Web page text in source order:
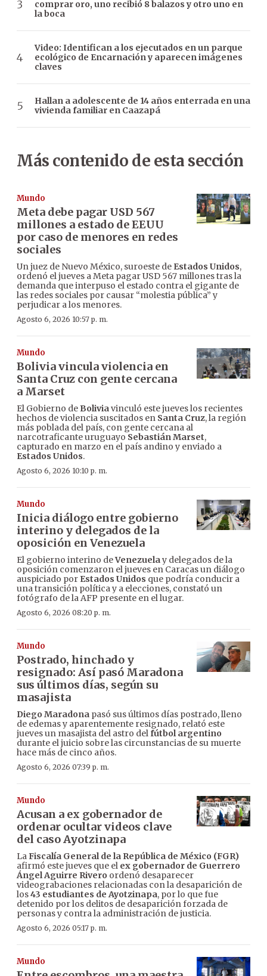
comprar oro, uno recibió 8 balazos y otro uno en
la boca
Video: Identifican a los ejecutados en un parque
ecológico de Encarnación y aparecen imágenes
claves
Hallan a adolescente de 14 años enterrada en una
vivienda familiar en Caazapá
Más contenido de esta sección
Mundo
Meta debe pagar USD 567
millones a estado de EEUU
por caso de menores en redes
sociales
Un juez de Nuevo México, suroeste de Estados Unidos,
ordenó el jueves a Meta pagar USD 567 millones tras la
demanda que interpuso el estado contra el gigante de
las redes sociales por causar “molestia pública” y
perjudicar a los menores.
Agosto 6, 2026 10:57 p. m.
Mundo
Bolivia vincula violencia en
Santa Cruz con gente cercana
a Marset
El Gobierno de Boliviavinculó este jueves los recientes
hechos de violencia suscitados en Santa Cruz, la región
más poblada del país, con gente cercana al
narcotraficante uruguayo Sebastián Marset,
capturado en marzo en el país andino y enviado a
Estados Unidos.
Agosto 6, 2026 10:10 p. m.
Mundo
Inicia diálogo entre gobierno
interino y delegados de la
oposición en Venezuela
El gobierno interino deVenezuelay delegados de la
oposición comenzaron el jueves en Caracas un diálogo
auspiciado por Estados Unidos que podría conducir a
una transición política y a elecciones, constató un
fotógrafo de la AFP presente en el lugar.
Agosto 6, 2026 08:20 p. m.
Mundo
Postrado, hinchado y
resignado: Así pasó Maradona
sus últimos días, según su
masajista
Diego Maradona pasó sus últimos días postrado, lleno
de edemas y aparentemente resignado, relató este
jueves un masajista del astro delfútbol argentino
durante el juicio sobre las circunstancias de su muerte
hace más de cinco años.
Agosto 6, 2026 07:39 p. m.
Mundo
Acusan a ex gobernador de
ordenar ocultar videos clave
del caso Ayotzinapa
LaFiscalía General de la República de México (FGR)
afirmó este jueves que el ex gobernador de Guerrero
Ángel Aguirre Rivero ordenó desaparecer
videograbaciones relacionadas con la desaparición de
los43 estudiantes de Ayotzinapa, por lo que fue
detenido por los delitos de desaparición forzada de
personas y contra la administración de justicia.
Agosto 6, 2026 05:17 p. m.
Mundo